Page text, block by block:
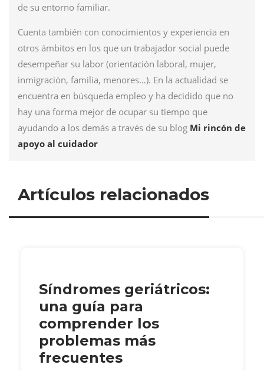
de su entorno familiar.
Cuenta también con conocimientos y experiencia en
otros ámbitos en los que un trabajador social puede
desempeñar su labor (orientación laboral, mujer,
inmigración, familia, menores…). En la actualidad se
encuentra en búsqueda empleo y ha decidido que no
hay una forma mejor de ocupar su tiempo que
ayudando a los demás a través de su blog Mi rincón de
apoyo al cuidador
Artículos relacionados
Síndromes geriátricos:
una guía para
comprender los
problemas más
frecuentes